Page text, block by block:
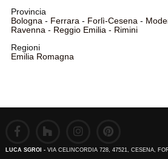
Provincia
Bologna- Ferrara- Forlì-Cesena-
Ravenna- Reggio Emilia- Rimini
Regioni
Emilia Romagna
LUCA SGROI - VIA CELINCORDIA 728, 47521, CESENA,